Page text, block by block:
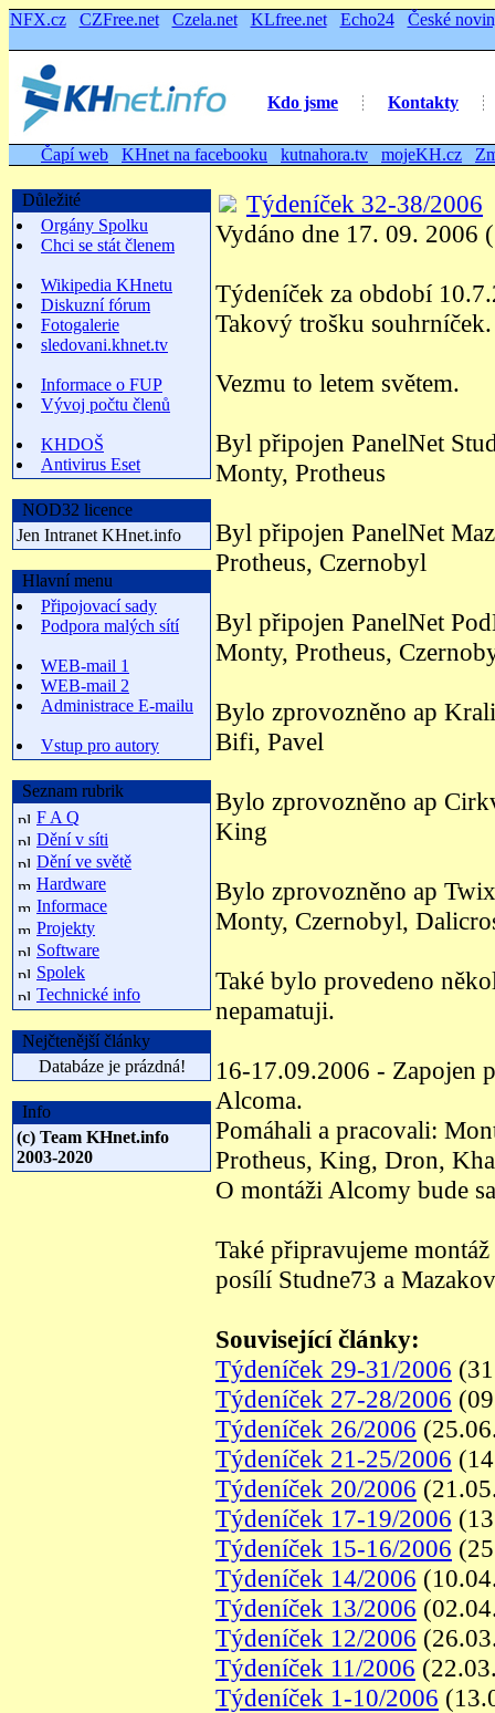
NFX.cz CZFree.net Czela.net KLfree.net Echo24 České
Kdo jsme Kontakty
Čapí web KHnet na facebooku kutnahora.tv mojeKH.cz
Důležité
Orgány Spolku
Chci se stát členem
Wikipedia KHnetu
Diskuzní fórum
Fotogalerie
sledovani.khnet.tv
Informace o FUP
Vývoj počtu členů
KHDOŠ
Antivirus Eset
NOD32 licence
Jen Intranet KHnet.info
Hlavní menu
Připojovací sady
Podpora malých sítí
WEB-mail 1
WEB-mail 2
Administrace E-mailu
Vstup pro autory
Seznam rubrik
F A Q
Dění v síti
Dění ve světě
Hardware
Informace
Projekty
Software
Spolek
Technické info
Nejčtenější články
Databáze je prázdná!
Info
(c) Team KHnet.info
2003-2020
Týdeníček 32-38/2006
Vydáno dne 17. 09. 2006
Týdeníček za období
Takový trošku souhrníček.
Vezmu to letem světem.
Byl připojen PanelNet
Monty, Protheus
Byl připojen PanelNet
Protheus, Czernobyl
Byl připojen PanelNet
Monty, Protheus,
Bylo zprovozněno ap
Bifi, Pavel
Bylo zprovozněno ap
King
Bylo zprovozněno ap
Monty, Czernobyl,
Také bylo provedeno
nepamatuji.
16-17.09.2006 - Zapojen
Alcoma.
Pomáhali a pracovali:
Protheus, King, Dron,
O montáži Alcomy bude
Také připravujeme
posílí Studne73 a
Související články:
Týdeníček 29-31/2006
Týdeníček 27-28/2006
Týdeníček 26/2006
Týdeníček 21-25/2006
Týdeníček 20/2006
Týdeníček 17-19/2006
Týdeníček 15-16/2006
Týdeníček 14/2006
Týdeníček 13/2006
Týdeníček 12/2006
Týdeníček 11/2006
Týdeníček 1-10/2006